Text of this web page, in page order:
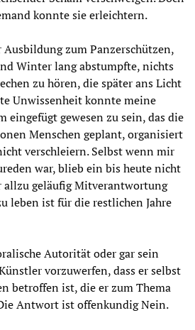
konnte sie erleichtern.
zum Panzerschützen,
Winter lang abstumpfte, nichts
zu hören, die später ans Licht
Unwissenheit konnte meine
eingefügt gewesen zu sein, das die
Menschen geplant, organisiert
verschleiern. Selbst wenn mir
war, blieb ein bis heute nicht
allzu geläufig Mitverantwortung
leben ist für die restlichen Jahre
Autorität oder gar sein
vorzuwerfen, dass er selbst
betroffen ist, die er zum Thema
Antwort ist offenkundig Nein.